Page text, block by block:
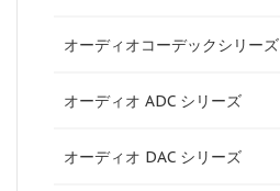
オーディオコーデックシリーズ
オーディオ ADC シリーズ
オーディオ DAC シリーズ